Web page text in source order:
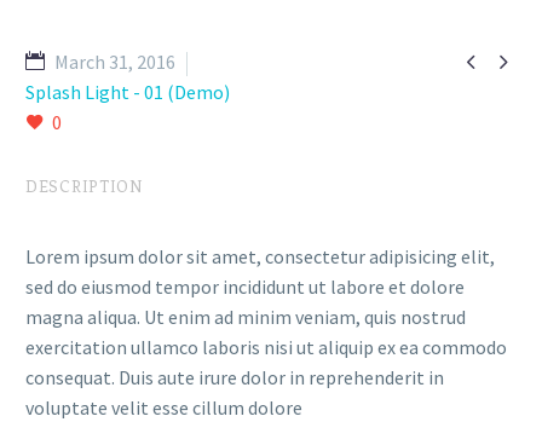
 
March 31, 2016
Splash Light - 01 (Demo)
0
DESCRIPTION
Lorem ipsum dolor sit amet, consectetur adipisicing elit,
sed do eiusmod tempor incididunt ut labore et dolore
magna aliqua. Ut enim ad minim veniam, quis nostrud
exercitation ullamco laboris nisi ut aliquip ex ea commodo
consequat. Duis aute irure dolor in reprehenderit in
voluptate velit esse cillum dolore